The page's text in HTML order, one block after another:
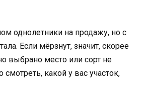
однолетники на продажу, но с
Если мёрзнут, значит, скорее
выбрано место или сорт не
какой у вас участок,